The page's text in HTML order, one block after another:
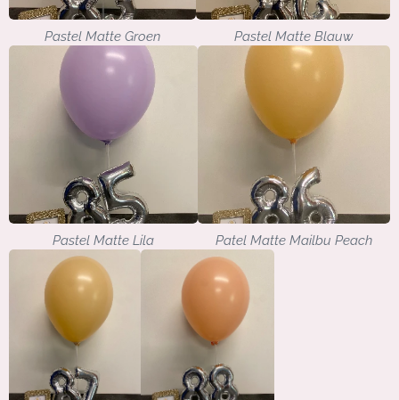
Pastel Matte Groen Pastel Matte Blauw
Pastel Matte Lila Patel Matte Mailbu Peach